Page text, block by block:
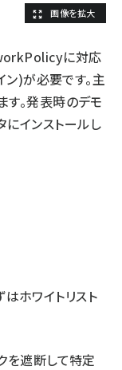
に対応
ン)が必要です。主
す。発表時のデモ
インストールし
ホワイトリスト
を遮断して特定